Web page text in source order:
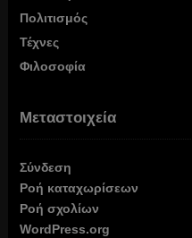
Πολιτισμός
Τέχνες
Φιλοσοφία
Μεταστοιχεία
Σύνδεση
Ροή καταχωρίσεων
Ροή σχολίων
WordPress.org